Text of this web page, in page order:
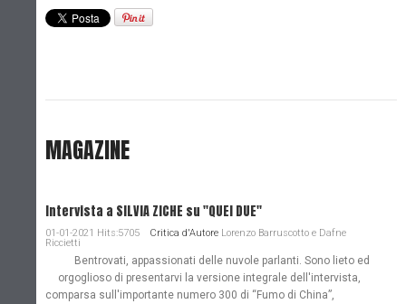
MAGAZINE
Intervista a SILVIA ZICHE su "QUEI DUE"
01-01-2021 Hits:5705 Critica d'Autore Lorenzo Barruscotto e Dafne
Riccietti
Bentrovati, appassionati delle nuvole parlanti. Sono lieto ed
orgoglioso di presentarvi la versione integrale dell'intervista,
comparsa sull'importante numero 300 di “Fumo di China”,